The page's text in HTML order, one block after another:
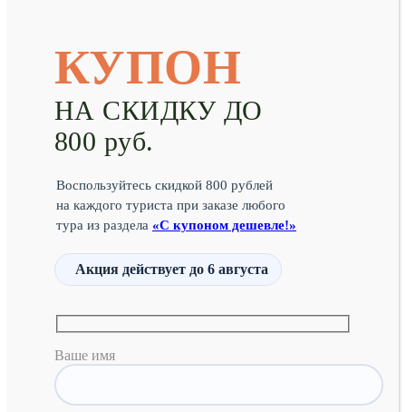
КУПОН
НА СКИДКУ ДО
800 руб.
Воспользуйтесь скидкой 800 рублей
на каждого туриста при заказе любого
тура из раздела «С купоном дешевле!»
Акция действует до 6 августа
Ваше имя